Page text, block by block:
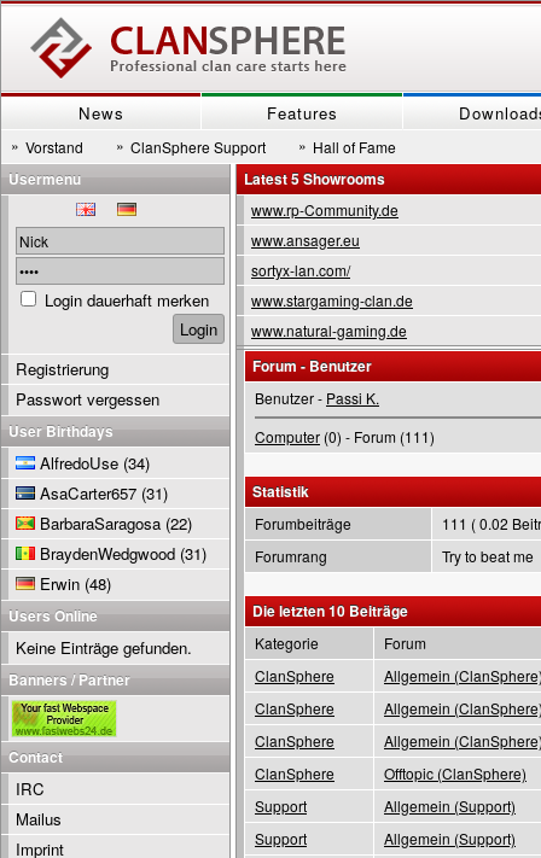
News Features
» Vorstand » ClanSphere Support » Hall of Fame
Latest 5 Showrooms
www.rp-Community.de
www.ansager.eu
sortyx-lan.com/
www.stargaming-clan.de
www.natural-gaming.de
Forum - Benutzer
Benutzer - Passi K.
Computer (0) - Forum (111)
Statistik
Forumbeiträge
111 ( 0.02
Forumrang
Try to beat me
Die letzten 10 Beiträge
Kategorie
Forum
ClanSphere
Allgemein
ClanSphere
Allgemein
ClanSphere
Allgemein
ClanSphere
Offtopic (ClanSphere)
Support
Allgemein (Support)
Support
Allgemein (Support)
Usermenu
Login dauerhaft merken
Registrierung
Passwort vergessen
User Birthdays
AlfredoUse (34)
AsaCarter657 (31)
BarbaraSaragosa (22)
BraydenWedgwood (31)
Erwin (48)
Users Online
Keine Einträge gefunden.
Banners / Partner
Contact
IRC
Mailus
Imprint